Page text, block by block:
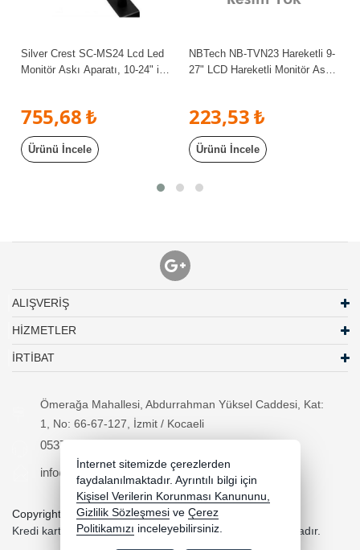
Silver Crest SC-MS24 Lcd Led
Monitör Askı Aparatı, 10-24" inç
755,68 ₺
Ürünü İncele
NBTech NB-TVN23 Hareketli 9-
27" LCD Hareketli Monitör Askı
Aparatı, 24-27" Monitör Askı
Aparatı
223,53 ₺
Ürünü İncele
ALIŞVERİŞ
HİZMETLER
İRTİBAT
Ömerağa Mahallesi, Abdurrahman Yüksel Caddesi, Kat:
1, No: 66-67-127, İzmit / Kocaeli
05370294557
info@necipbilgisayar.net
Copyright 2026 necipbilgisayar.net - Tüm hakları saklıdır.
Kredi kartı bilgileriniz 256bit SSL sertifikası ile korunmaktadır.
İnternet sitemizde çerezlerden
faydalanılmaktadır. Ayrıntılı bilgi için
Kişisel Verilerin Korunması Kanununu,
Gizlilik Sözleşmesi ve Çerez
Politikamızı inceleyebilirsiniz.